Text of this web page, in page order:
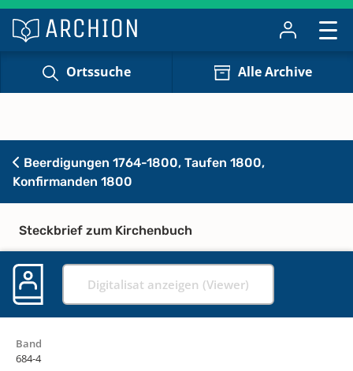
Ortssuche Alle Archive
Beerdigungen 1764-1800, Taufen 1800,
Konfirmanden 1800
Steckbrief zum Kirchenbuch
Digitalisat anzeigen (Viewer)
Band
684-4